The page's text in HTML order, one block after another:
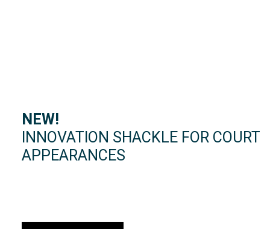
NEW!
INNOVATION SHACKLE FOR COURT
APPEARANCES